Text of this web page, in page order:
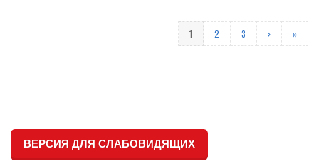
1 2 3 › »
ВЕРСИЯ ДЛЯ СЛАБОВИДЯЩИХ